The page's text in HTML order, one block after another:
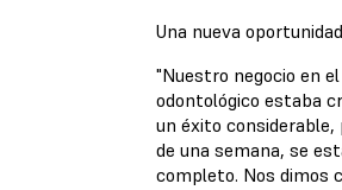
Una nueva
"Nuestro negocio en
odontológico estaba
un éxito considerable,
de una semana, se
completo. Nos dimos